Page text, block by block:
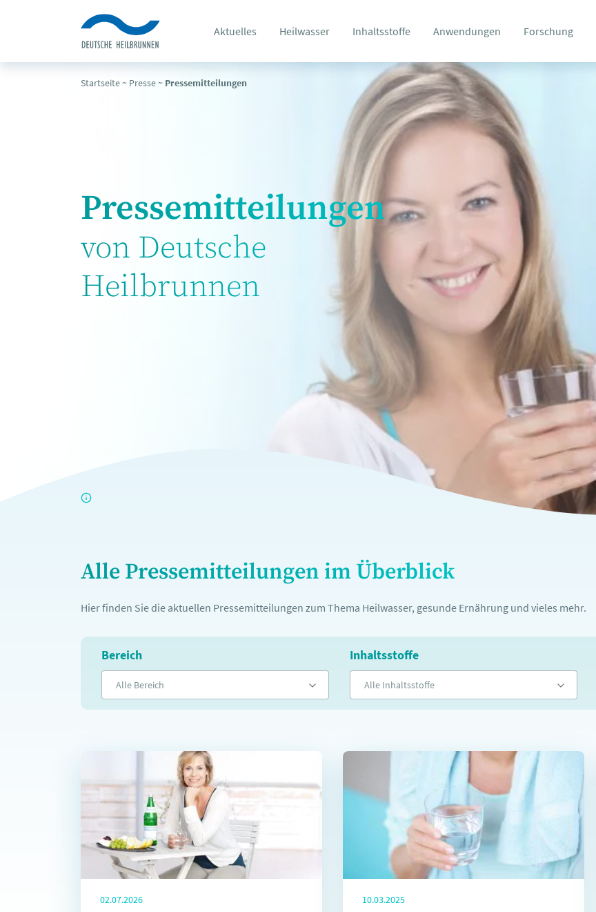
Aktuelles Heilwasser Inhaltsstoffe Anwendungen Forschung
Startseite~ Presse~ Pressemitteilungen
Pressemitteilungen
von Deutsche
Heilbrunnen
Alle Pressemitteilungen im Überblick
Hier finden Sie die aktuellen Pressemitteilungen zum Thema Heilwasser, gesunde Ernährung und vieles mehr.
Bereich
Alle Bereich
Inhaltsstoffe
Alle Inhaltsstoffe
02.07.2026 10.03.2025